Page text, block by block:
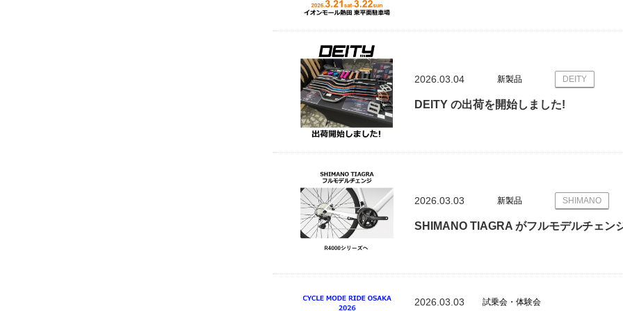
2026.03.04 新製品 DEITY
DEITY の出荷を開始しました!
2026.03.03 新製品 SHIMANO
SHIMANO TIAGRA がフルモデルチェン
2026.03.03 試乗会・体験会